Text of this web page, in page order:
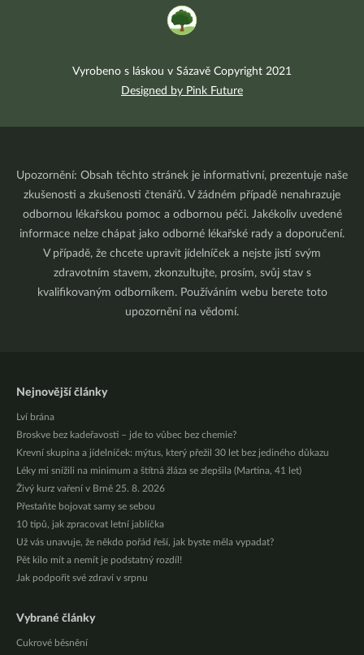
Vyrobeno s láskou v Sázavě Copyright 2021
Designed by Pink Future
Upozornění: Obsah těchto stránek je informativní, prezentuje naše
zkušenosti a zkušenosti čtenářů. V žádném případě nenahrazuje
odbornou lékařskou pomoc a odbornou péči. Jakékoliv uvedené
informace nelze chápat jako odborné lékařské rady a doporučení.
V případě, že chcete upravit jídelníček a nejste jistí svým
zdravotním stavem, zkonzultujte, prosím, svůj stav s
kvalifikovaným odborníkem. Používáním webu berete toto
upozornění na vědomí.
Nejnovější články
Lví brána
Broskve bez kadeřavosti – jde to vůbec bez chemie?
Krevní skupina a jídelníček: mýtus, který přežil 30 let bez jediného důkazu
Léky mi snížili na minimum a štítná žláza se zlepšila (Martina, 41 let)
Živý kurz vaření v Brně 25. 8. 2026
Přestaňte bojovat samy se sebou
10 tipů, jak zpracovat letní jablíčka
Už vás unavuje, že někdo pořád řeší, jak byste měla vypadat?
Pět kilo mít a nemít je podstatný rozdíl!
Jak podpořit své zdraví v srpnu
Vybrané články
Cukrové běsnění